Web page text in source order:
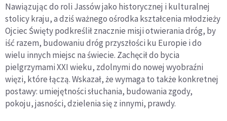
Nawiązując do roli Jassów jako historycznej i kulturalnej
stolicy kraju, a dziś ważnego ośrodka kształcenia młodzieży
Ojciec Święty podkreślił znacznie misji otwierania dróg, by
iść razem, budowaniu dróg przyszłości ku Europie i do
wielu innych miejsc na świecie. Zachęcił do bycia
pielgrzymami XXI wieku, zdolnymi do nowej wyobraźni
więzi, które łączą. Wskazał, że wymaga to także konkretnej
postawy: umiejętności słuchania, budowania zgody,
pokoju, jasności, dzielenia się z innymi, prawdy.